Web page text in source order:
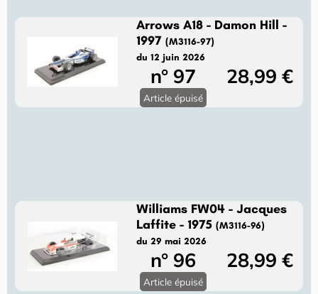
Arrows A18 - Damon Hill -
1997(M3116-97)
du 12 juin 2026
n° 97 28,99 €
Article épuisé
Williams FW04 - Jacques
Laffite - 1975(M3116-96)
du 29 mai 2026
n° 96 28,99 €
Article épuisé